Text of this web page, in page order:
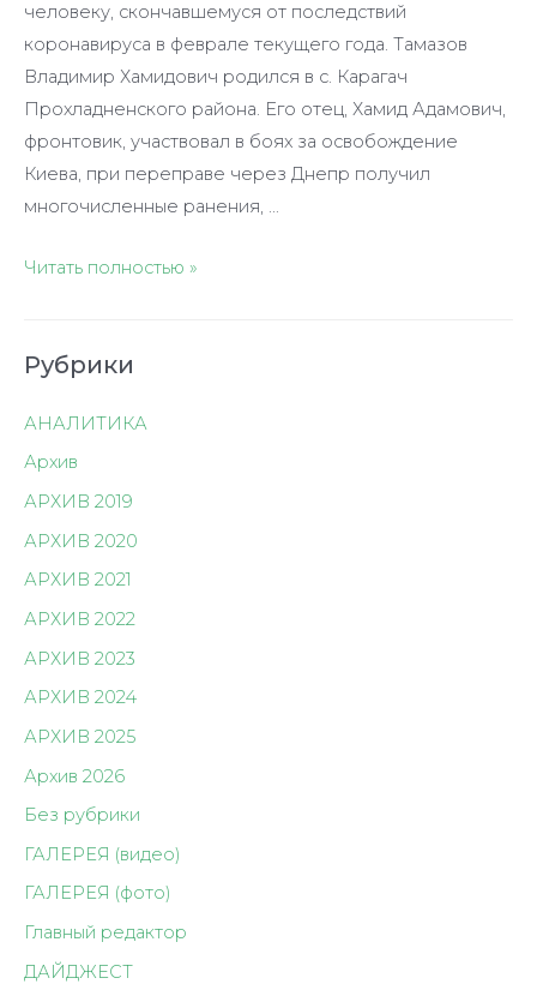
человеку, скончавшемуся от последствий
коронавируса в феврале текущего года. Тамазов
Владимир Хамидович родился в с. Карагач
Прохладненского района. Его отец, Хамид Адамович,
фронтовик, участвовал в боях за освобождение
Киева, при переправе через Днепр получил
многочисленные ранения, …
Родина
его
самым
дорогим
и
Читать полностью »
Рубрики
АНАЛИТИКА
Архив
АРХИВ 2019
АРХИВ 2020
АРХИВ 2021
АРХИВ 2022
АРХИВ 2023
АРХИВ 2024
АРХИВ 2025
Архив 2026
Без рубрики
ГАЛЕРЕЯ (видео)
ГАЛЕРЕЯ (фото)
Главный редактор
ДАЙДЖЕСТ